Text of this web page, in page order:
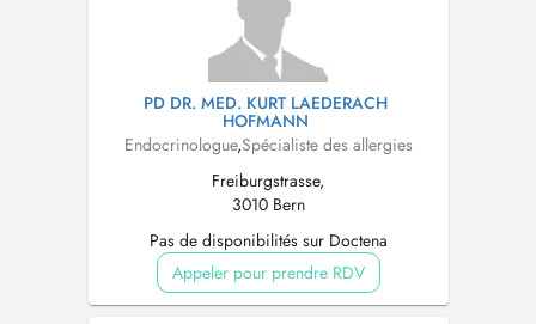
PD DR. MED. KURT LAEDERACH
HOFMANN
Endocrinologue,Spécialiste des allergies
Freiburgstrasse,
3010 Bern
Pas de disponibilités sur Doctena
Appeler pour prendre RDV